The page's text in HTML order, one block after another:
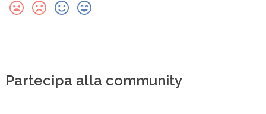
Partecipa alla community